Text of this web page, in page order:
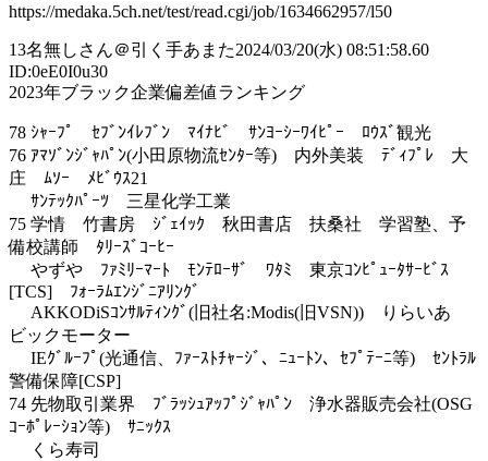
https://medaka.5ch.net/test/read.cgi/job/1634662957/l50
13名無しさん＠引く手あまた2024/03/20(水) 08:51:58.60
ID:0eE0I0u30
2023年ブラック企業偏差値ランキング
78 ｼｬｰﾌﾟ ｾﾌﾞﾝｲﾚﾌﾞﾝ ﾏｲﾅﾋﾞ ｻﾝﾖｰｼｰﾜｲﾋﾟｰ ﾛｳｽﾞ観光
76 ｱﾏｿﾞﾝｼﾞｬﾊﾟﾝ(小田原物流ｾﾝﾀｰ等) 内外美装 ﾃﾞｨﾌﾟﾚ 大
庄 ﾑｿｰ ﾒﾋﾞｳｽ21
ｻﾝﾃｯｸﾊﾟｰﾂ 三星化学工業
75 学情 竹書房 ｼﾞｪｲｯｸ 秋田書店 扶桑社 学習塾、予
備校講師 ﾀﾘｰｽﾞｺｰﾋｰ
やずや ﾌｧﾐﾘｰﾏｰﾄ ﾓﾝﾃﾛｰｻﾞ ﾜﾀﾐ 東京ｺﾝﾋﾟｭｰﾀｻｰﾋﾞｽ
[TCS] ﾌｫｰﾗﾑｴﾝｼﾞﾆｱﾘﾝｸﾞ
AKKODiSｺﾝｻﾙﾃｨﾝｸﾞ(旧社名:Modis(旧VSN)) りらいあ
ビックモーター
IEｸﾞﾙｰﾌﾟ(光通信、ﾌｧｰｽﾄﾁｬｰｼﾞ、ﾆｭｰﾄﾝ、ｾﾌﾟﾃｰﾆ等) ｾﾝﾄﾗﾙ
警備保障[CSP]
74 先物取引業界 ﾌﾞﾗｯｼｭｱｯﾌﾟｼﾞｬﾊﾟﾝ 浄水器販売会社(OSG
ｺｰﾎﾟﾚｰｼｮﾝ等) ｻﾆｯｸｽ
くら寿司